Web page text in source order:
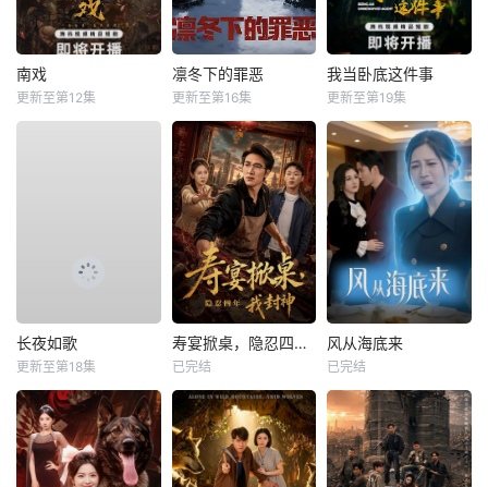
南戏
更新至第12集
凛冬下的罪恶
更新至第16集
我当卧底这件事
更新至第19集
长夜如歌
更新至第18集
寿宴掀桌，隐忍四年我封神
已完结
风从海底来
已完结